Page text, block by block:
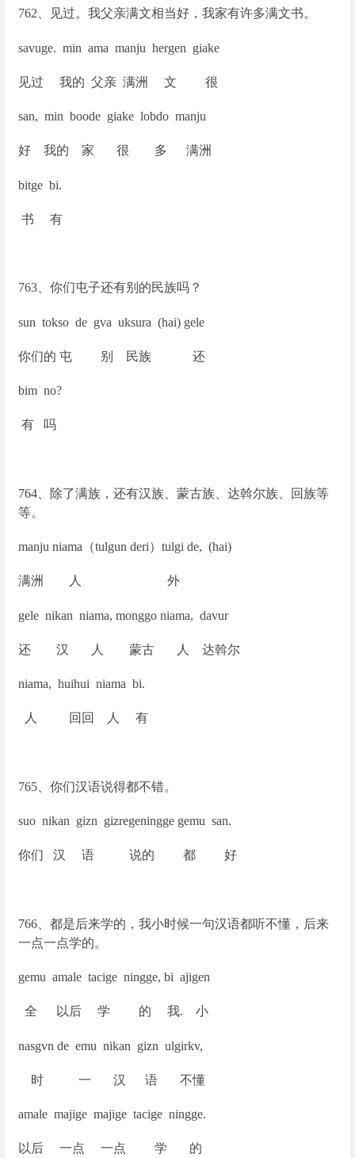
762 、见过。我父亲满文相当好，我家有许多满文书。
savuge. min ama manju hergen giake
见过 我的 父亲 满洲 文 很
san, min boode giake lobdo manju
好 我的 家 很 多 满洲
bitge bi.
书 有
763 、你们屯子还有别的民族吗？
sun tokso de gva uksura (hai) gele
你们的 屯 别 民族 还
bim no?
有 吗
764 、除了满族，还有汉族、蒙古族、达斡尔族、回族等
等。
manju niama （tulgun deri）tulgi de, (hai)
满洲 人 外
gele nikan niama, monggo niama, davur
还 汉 人 蒙古 人 达斡尔
niama, huihui niama bi.
人 回回 人 有
765 、你们汉语说得都不错。
suo nikan gizn gizregeningge gemu san.
你们 汉 语 说的 都 好
766 、都是后来学的，我小时候一句汉语都听不懂，后来
一点一点学的。
gemu amale tacige ningge, bi ajigen
全 以后 学 的 我. 小
nasgvn de emu nikan gizn ulgirkv,
时 一 汉 语 不懂
amale majige majige tacige ningge.
以后 一点 一点 学 的